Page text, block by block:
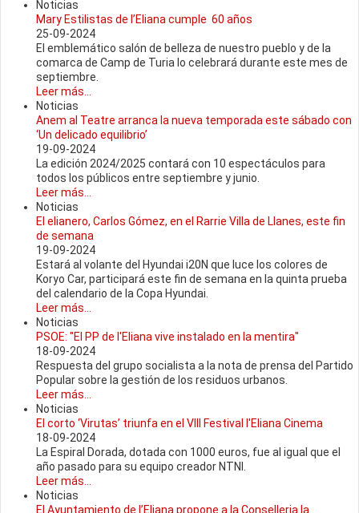
Noticias
Mary Estilistas de l’Eliana cumple 60 años
25-09-2024
El emblemático salón de belleza de nuestro pueblo y de la
comarca de Camp de Turia lo celebrará durante este mes de
septiembre.
Leer más...
Noticias
Anem al Teatre arranca la nueva temporada este sábado con
‘Un delicado equilibrio’
19-09-2024
La edición 2024/2025 contará con 10 espectáculos para
todos los públicos entre septiembre y junio.
Leer más...
Noticias
El elianero, Carlos Gómez, en el Rarrie Villa de Llanes, este fin
de semana
19-09-2024
Estará al volante del Hyundai i20N que luce los colores de
Koryo Car, participará este fin de semana en la quinta prueba
del calendario de la Copa Hyundai.
Leer más...
Noticias
PSOE: "El PP de l'Eliana vive instalado en la mentira"
18-09-2024
Respuesta del grupo socialista a la nota de prensa del Partido
Popular sobre la gestión de los residuos urbanos.
Leer más...
Noticias
El corto ‘Virutas’ triunfa en el VIII Festival l'Eliana Cinema
18-09-2024
La Espiral Dorada, dotada con 1000 euros, fue al igual que el
año pasado para su equipo creador NTNI.
Leer más...
Noticias
El Ayuntamiento de l’Eliana propone a la Conselleria la